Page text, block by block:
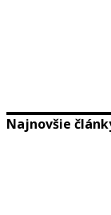
Najnovšie